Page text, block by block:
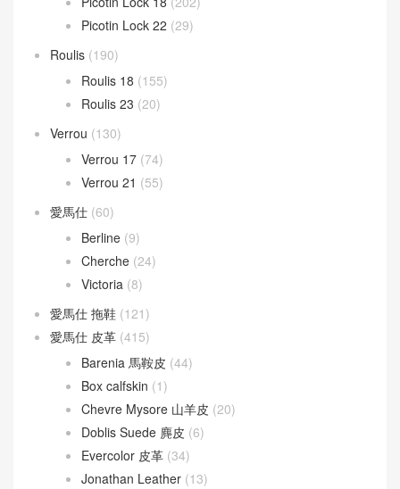
Puzzle Bag(133)
Kelly Mini 20
Kelly Pochette(432)
Picotin Lock(231)
Picotin Lock 18
Picotin Lock 22
Roulis(190)
Roulis 18(155)
Roulis 23 (20)
Verrou 17(74)
Verrou 21 (55)
愛馬仕(60)
Berline (9)
Cherche(24)
Victoria(8)
愛馬仕 拖鞋(121)